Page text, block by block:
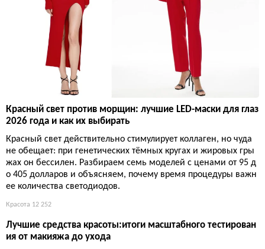
Красный свет против морщин: лучшие LED-маски для глаз
2026 года и как их выбирать
Красный свет действительно стимулирует коллаген, но чуда
не обещает: при генетических тёмных кругах и жировых гры
жах он бессилен. Разбираем семь моделей с ценами от 95 д
о 405 долларов и объясняем, почему время процедуры важн
ее количества светодиодов.
Красота 12 252
Лучшие средства красоты:итоги масштабного тестирован
ия от макияжа до ухода